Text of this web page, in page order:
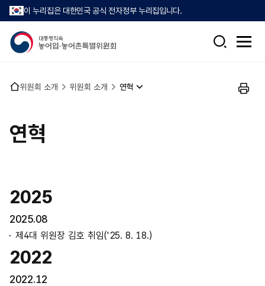
이 누리집은 대한민국 공식 전자정부 누리집입니다.
검
전
뉴
열
홈 위원회 소개 위원회 소개 연혁
인
연혁
2025
2025.08
제4대 위원장 김호 취임('25. 8. 18.)
2022
2022.12